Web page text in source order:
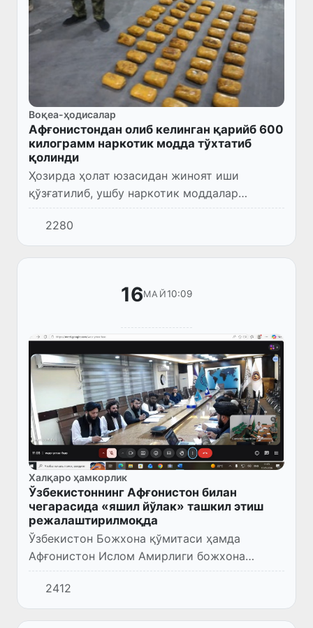
Воқеа-ҳодисалар
Афғонистондан олиб келинган қарийб 600
килограмм наркотик модда тўхтатиб
қолинди
Ҳозирда ҳолат юзасидан жиноят иши
қўзғатилиб, ушбу наркотик моддалар
эгаларини қўлга олиш чоралари кўрилмоқда.
2280
16МАЙ10:09
Халқаро ҳамкорлик
Ўзбекистоннинг Афғонистон билан
чегарасида «яшил йўлак» ташкил этиш
режалаштирилмоқда
Ўзбекистон Божхона қўмитаси ҳамда
Афғонистон Ислом Амирлиги божхона
органлари масъул вакиллари иштирокида
онлайн форматда икки томонлама учрашув
бўлиб ўтди.
2412